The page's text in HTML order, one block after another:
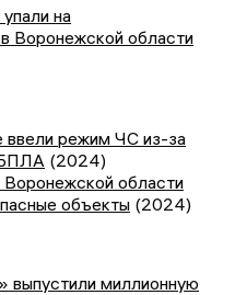
на
Воронежской области
ввели режим ЧС из-за
БПЛА (2024)
области
объекты (2024)
выпустили миллионную